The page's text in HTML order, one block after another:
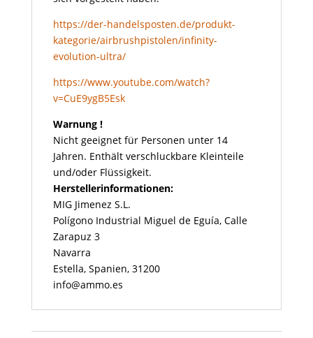
https://der-handelsposten.de/produkt-
kategorie/airbrushpistolen/infinity-
evolution-ultra/
https://www.youtube.com/watch?
v=CuE9ygB5Esk
Warnung !
Nicht geeignet für Personen unter 14
Jahren. Enthält verschluckbare Kleinteile
und/oder Flüssigkeit.
Herstellerinformationen:
MIG Jimenez S.L.
Polígono Industrial Miguel de Eguía, Calle
Zarapuz 3
Navarra
Estella, Spanien, 31200
info@ammo.es